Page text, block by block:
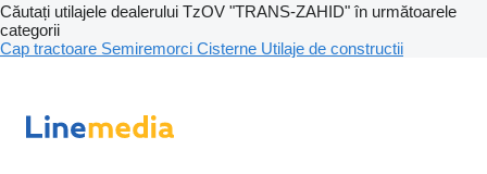
Căutați utilajele dealerului TzOV "TRANS-ZAHID" în următoarele
categorii
Cap tractoare Semiremorci Cisterne Utilaje de constructii